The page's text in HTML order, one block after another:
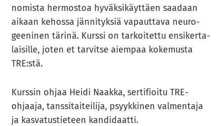
no­mis­ta her­mos­toa hy­väk­si­käyt­täen saa­daan
ai­kaan ke­hos­sa jän­ni­tyk­siä va­paut­ta­va neu­ro­
gee­ni­nen tä­ri­nä. Kurs­si on tar­koi­tet­tu en­si­ker­ta­
lai­sil­le, joten et tar­vit­se ai­em­paa ko­ke­mus­ta
TRE:stä.
Kurs­sin ohjaa Heidi Naak­ka, ser­ti­fioi­tu TRE-​​
ohjaaja, tans­si­tai­tei­li­ja, psyyk­ki­nen val­men­ta­ja
ja kas­va­tus­tie­teen kan­di­daat­ti.